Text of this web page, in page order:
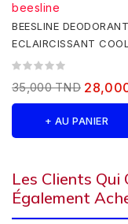
beesline
BEESLINE DEODORANT
ECLAIRCISSANT
BREEZE ROLL ON
35,000 TND
+ AU PANIER
Les Clients
Également